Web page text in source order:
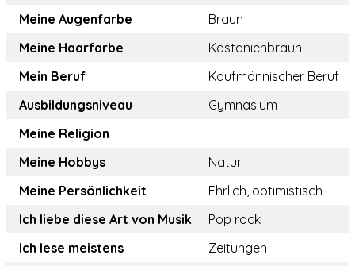
Meine Augenfarbe
Braun
Meine Haarfarbe
Kastanienbraun
Mein Beruf
Kaufmännischer Beruf
Ausbildungsniveau
Gymnasium
Meine Religion
Meine Hobbys
Natur
Meine Persönlichkeit
Ehrlich, optimistisch
Ich liebe diese Art von Musik
Pop rock
Ich lese meistens
Zeitungen